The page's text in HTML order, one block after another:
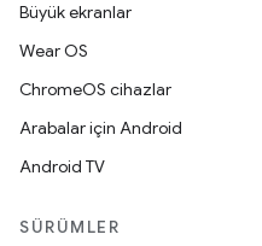
Büyük ekranlar
Wear OS
ChromeOS cihazlar
Arabalar için Android
Android TV
SÜRÜMLER